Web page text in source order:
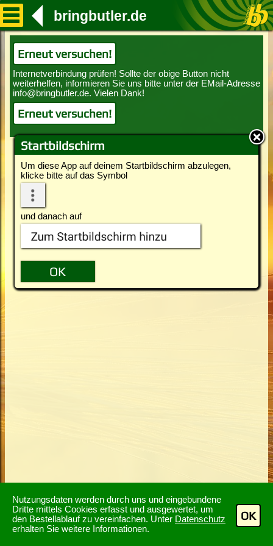
Nutzungsdaten werden durch uns und eingebundene
Dritte mittels Cookies erfasst und ausgewertet, um
den Bestellablauf zu vereinfachen. Unter Datenschutz
erhalten Sie weitere Informationen.
OK
Startbildschirm
Um diese App auf deinem Startbildschirm abzulegen,
klicke bitte auf das Symbol
und danach auf
bringbutler.de
Erneut versuchen!
Erneut versuchen!